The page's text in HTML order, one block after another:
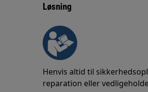
Løsning
Henvis altid til
reparation eller